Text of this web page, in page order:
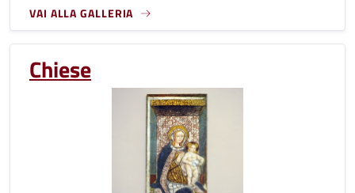
VAI ALLA GALLERIA
Chiese